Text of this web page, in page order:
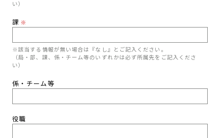
い）
課 ※
※該当する情報が無い場合は『なし』とご記入ください。
（局・部、課、係・チーム等のいずれかは必ず所属先をご記入くださ
い）
係・チーム等
役職